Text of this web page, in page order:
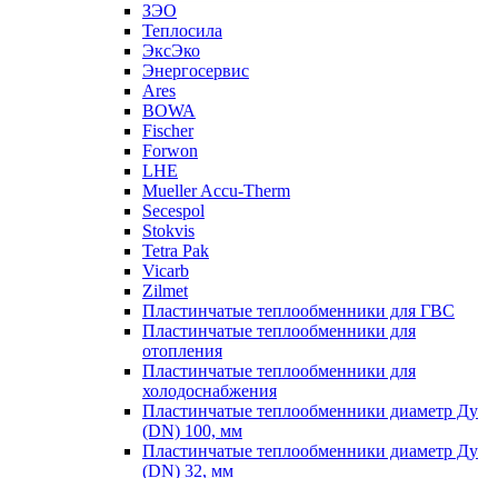
ЗЭО
Теплосила
ЭксЭко
Энергосервис
Ares
BOWA
Fischer
Forwon
LHE
Mueller Accu-Therm
Secespol
Stokvis
Tetra Pak
Vicarb
Zilmet
Пластинчатые теплообменники для ГВС
Пластинчатые теплообменники для
отопления
Пластинчатые теплообменники для
холодоснабжения
Пластинчатые теплообменники диаметр Ду
(DN) 100, мм
Пластинчатые теплообменники диаметр Ду
(DN) 32, мм